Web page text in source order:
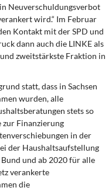
Neuverschuldungsverbot
wird.“ Im Februar
Kontakt mit der SPD und
dann auch die LINKE als
zweitstärkste Fraktion in
statt, dass in Sachsen
wurden, alle
stets so
zur Finanzierung
in der
der Haushaltsaufstellung
und ab 2020 für alle
verankerte
die